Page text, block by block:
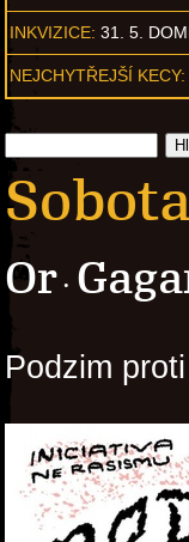
INKVIZICE: 31. 5.
NEJCHYTŘEJŠÍ KECY:
Or·
Podzim